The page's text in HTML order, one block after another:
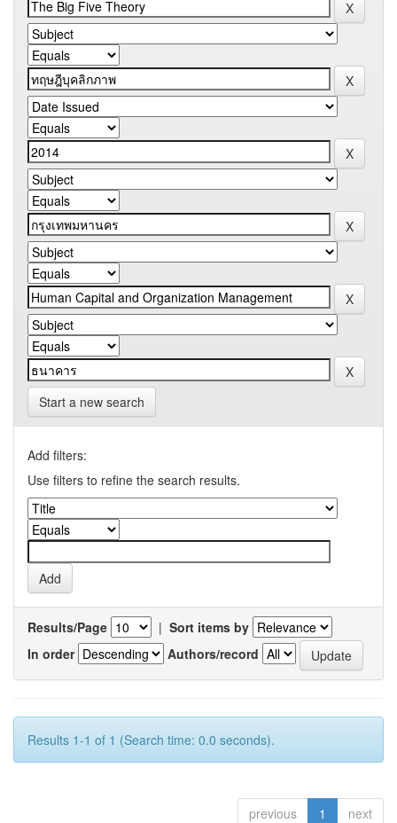
Start a new search
Add filters:
Use filters to refine the search results.
Results/Page | Sort items by
In order
Authors/record
Results 1-1 of 1 (Search time: 0.0 seconds).
previous 1 next